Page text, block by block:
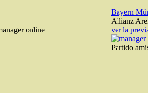
Bayern
Allianz
ver la
Partido